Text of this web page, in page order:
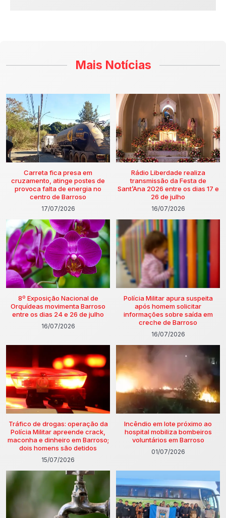
Mais Notícias
Carreta fica presa em
cruzamento, atinge postes de
provoca falta de energia no
centro de Barroso
17/07/2026
Rádio Liberdade realiza
transmissão da Festa de
Sant’Ana 2026 entre os dias 17 e
26 de julho
16/07/2026
8º Exposição Nacional de
Orquídeas movimenta Barroso
entre os dias 24 e 26 de julho
16/07/2026
Polícia Militar apura suspeita
após homem solicitar
informações sobre saída em
creche de Barroso
16/07/2026
Tráfico de drogas: operação da
Polícia Militar apreende crack,
maconha e dinheiro em Barroso;
dois homens são detidos
15/07/2026
Incêndio em lote próximo ao
hospital mobiliza bombeiros
voluntários em Barroso
01/07/2026